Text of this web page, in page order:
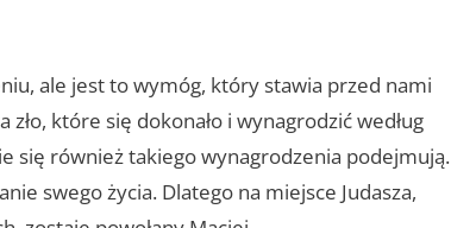
ale jest to wymóg, który stawia przed nami
które się dokonało i wynagrodzić według
się również takiego wynagrodzenia podejmują.
swego życia. Dlatego na miejsce Judasza,